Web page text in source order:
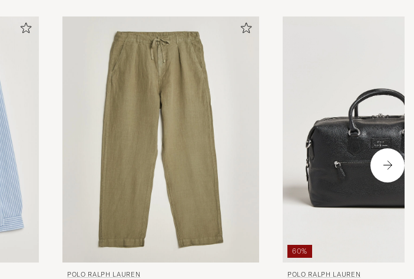
POLO RALPH LAUREN
60%
POLO RALPH LAUREN